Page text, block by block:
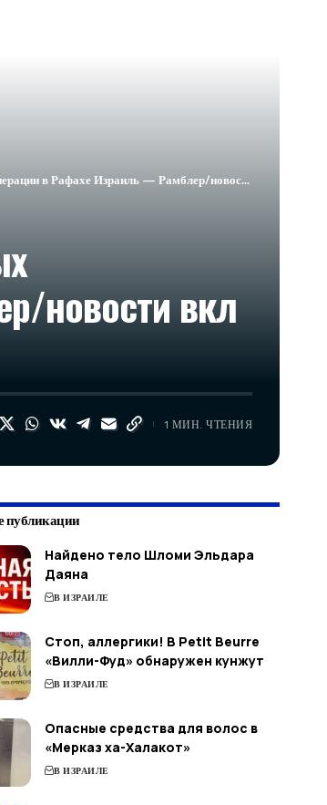
новости вкл . 01.04.2024 в 20:05​Новости Израиля сейчас
новости вкл
1 МИН. ЧТЕНИЯ
публикации
Найдено тело Шломи Эльдара
Даяна
В ИЗРАИЛЕ
Стоп, аллергики! В Petit Beurre
«Вилли-Фуд» обнаружен кунжут
В ИЗРАИЛЕ
Опасные средства для волос в
«Мерказ ха-Халакот»
В ИЗРАИЛЕ